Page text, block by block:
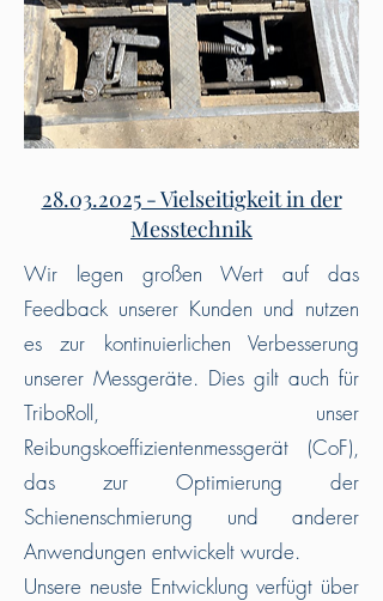
28.03.2025 - Vielseitigkeit in der
Messtechnik
Wir legen großen Wert auf das
Feedback unserer Kunden und nutzen
es zur kontinuierlichen Verbesserung
unserer Messgeräte. Dies gilt auch für
TriboRoll, unser
Reibungskoeffizientenmessgerät (CoF),
das zur Optimierung der
Schienenschmierung und anderer
Anwendungen entwickelt wurde.
Unsere neuste Entwicklung verfügt über